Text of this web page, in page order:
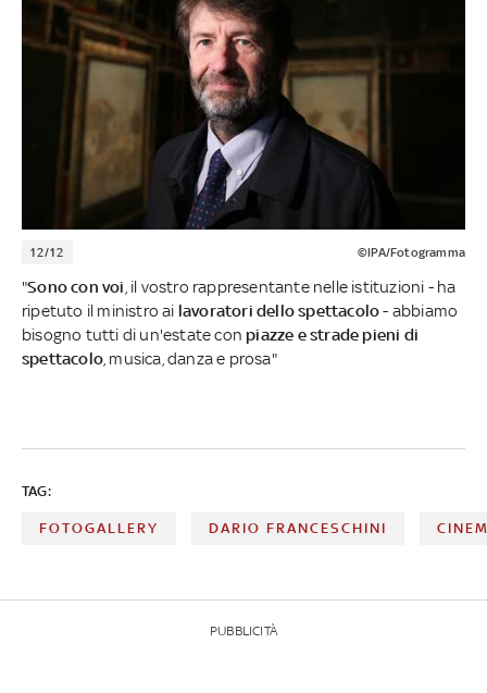
12/12 ©IPA/Fotogramma
"Sono con voi , il vostro rappresentante nelle istituzioni - ha
ripetuto il ministro ai lavoratori dello spettacolo- abbiamo
bisogno tutti di un'estate con piazze e strade pieni di
spettacolo , musica, danza e prosa"
TAG:
FOTOGALLERY DARIO FRANCESCHINI
PUBBLICITÀ